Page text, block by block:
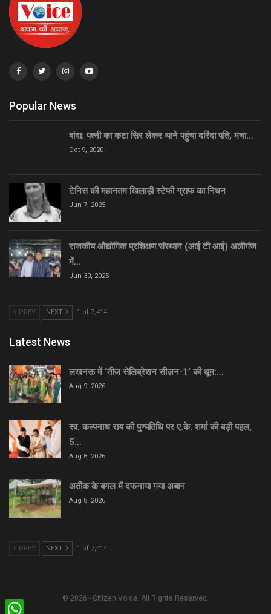
Popular News
बांदा: पत्नी का कटा सिर लेकर थाने पहुंचा दरिंदा पति, मचा…
Oct 9, 2020
टेनिस की महानतम खिलाड़ी स्टेफी ग्राफ का निधन
Jun 7, 2025
राजकीय औद्योगिक प्रशिक्षण संस्थान (आई टी आई) अलीगंज
में…
Jun 30, 2025
PREV NEXT 1 of 7,414
Latest News
लखनऊ में ‘तीज सेलिब्रेशन सीज़न-1’ की धूम:…
Aug 9, 2026
स्व. कल्पनाथ राय की पुण्यतिथि पर ए.के. शर्मा की बड़ी पहल,
5…
Aug 8, 2026
अतीक के बगल में दफनाया गया अबान
Aug 8, 2026
PREV NEXT 1 of 7,414
© 2026 - Citizen Voice. All Rights Reserved.